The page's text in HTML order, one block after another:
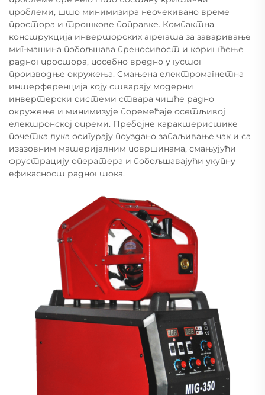
проблеми, што минимизира неочекивано време
простора и трошкове поправке. Компактна
конструкција инверторских агрегата за заваривање
миг-машина побољшава преносивост и коришћење
радног простора, посебно вредно у густог
производње окружења. Смањена електромагнетна
интерференција коју стварају модерни
инвертерски системи ствара чишће радно
окружење и минимизује поремећаје осетљивој
електронској опреми. Пребојне карактеристике
почетка лука осигурају поуздано запаљивање чак и са
изазовним материјалним површинама, смањујући
фрустрацију оператера и побољшавајући укупну
ефикасност радног тока.